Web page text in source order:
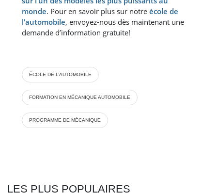
monde. Pour en savoir plus sur notre école de
l’automobile, envoyez-nous dès maintenant une
demande d’information gratuite!
ÉCOLE DE L’AUTOMOBILE
FORMATION EN MÉCANIQUE AUTOMOBILE
PROGRAMME DE MÉCANIQUE
LES PLUS POPULAIRES